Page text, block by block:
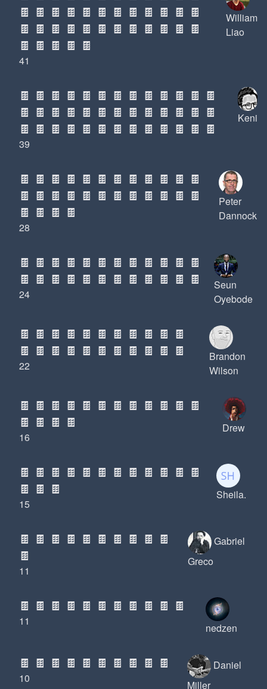
🍫 🍫 🍫 🍫 🍫 🍫 🍫 🍫 🍫 🍫 🍫 🍫
🍫 🍫 🍫 🍫 🍫 🍫 🍫 🍫 🍫 🍫 🍫 🍫
🍫 🍫 🍫 🍫 🍫
41
William
Liao
🍫 🍫 🍫 🍫 🍫 🍫 🍫 🍫 🍫 🍫 🍫 🍫 🍫
🍫 🍫 🍫 🍫 🍫 🍫 🍫 🍫 🍫 🍫 🍫 🍫 🍫
🍫 🍫 🍫 🍫 🍫 🍫 🍫 🍫 🍫 🍫 🍫 🍫 🍫
39
Keni
🍫 🍫 🍫 🍫 🍫 🍫 🍫 🍫 🍫 🍫 🍫 🍫
🍫 🍫 🍫 🍫 🍫 🍫 🍫 🍫 🍫 🍫 🍫 🍫
🍫 🍫 🍫 🍫
28
Peter
Dannock
🍫 🍫 🍫 🍫 🍫 🍫 🍫 🍫 🍫 🍫 🍫 🍫
🍫 🍫 🍫 🍫 🍫 🍫 🍫 🍫 🍫 🍫 🍫 🍫
24
Seun
Oyebode
🍫 🍫 🍫 🍫 🍫 🍫 🍫 🍫 🍫 🍫 🍫
🍫 🍫 🍫 🍫 🍫 🍫 🍫 🍫 🍫 🍫 🍫
22
Brandon
Wilson
🍫 🍫 🍫 🍫 🍫 🍫 🍫 🍫 🍫 🍫 🍫 🍫
🍫 🍫 🍫 🍫
16
Drew
🍫 🍫 🍫 🍫 🍫 🍫 🍫 🍫 🍫 🍫 🍫 🍫
🍫 🍫 🍫
15
Sheila.
🍫 🍫 🍫 🍫 🍫 🍫 🍫 🍫 🍫 🍫
🍫
11
Gabriel
Greco
🍫 🍫 🍫 🍫 🍫 🍫 🍫 🍫 🍫 🍫 🍫
11
nedzen
🍫 🍫 🍫 🍫 🍫 🍫 🍫 🍫 🍫 🍫
10
Daniel
Miller